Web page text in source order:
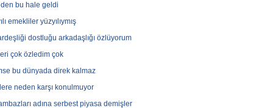
bu hale geldi
emekliler yüzyılıymış
dostluğu arkadaşlığı özlüyorum
çok özledim çok
bu dünyada direk kalmaz
neden karşı konulmuyor
adına serbest piyasa demişler